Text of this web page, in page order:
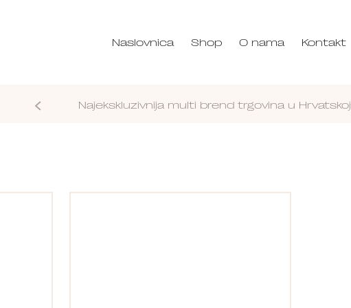
Naslovnica Shop O nama Kontakt
Najekskluzivnija multi brend trgovina u Hrvatskoj